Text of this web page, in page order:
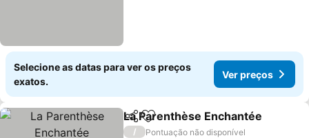
Selecione as datas para ver os preços
exatos.
Ver preços
PartilharAdicionar aos favoritos
La Parenthèse Enchantée
/
Pontuação não disponível